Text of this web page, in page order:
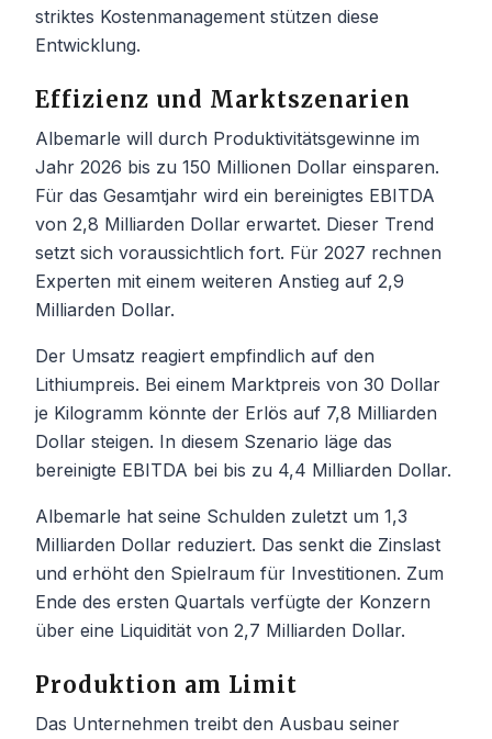
striktes Kostenmanagement stützen diese
Entwicklung.
Effizienz und Marktszenarien
Albemarle will durch Produktivitätsgewinne im
Jahr 2026 bis zu 150 Millionen Dollar einsparen.
Für das Gesamtjahr wird ein bereinigtes EBITDA
von 2,8 Milliarden Dollar erwartet. Dieser Trend
setzt sich voraussichtlich fort. Für 2027 rechnen
Experten mit einem weiteren Anstieg auf 2,9
Milliarden Dollar.
Der Umsatz reagiert empfindlich auf den
Lithiumpreis. Bei einem Marktpreis von 30 Dollar
je Kilogramm könnte der Erlös auf 7,8 Milliarden
Dollar steigen. In diesem Szenario läge das
bereinigte EBITDA bei bis zu 4,4 Milliarden Dollar.
Albemarle hat seine Schulden zuletzt um 1,3
Milliarden Dollar reduziert. Das senkt die Zinslast
und erhöht den Spielraum für Investitionen. Zum
Ende des ersten Quartals verfügte der Konzern
über eine Liquidität von 2,7 Milliarden Dollar.
Produktion am Limit
Das Unternehmen treibt den Ausbau seiner